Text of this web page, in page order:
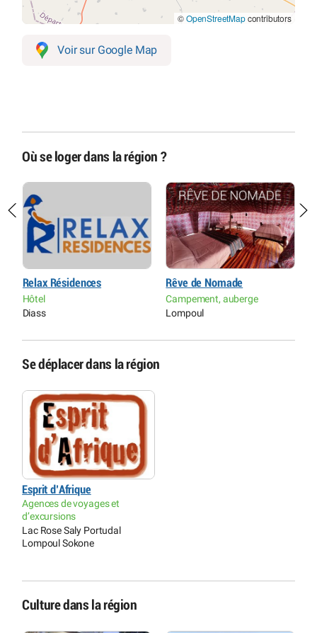
©OpenStreetMapcontributors
Voir sur Google Map
Où se loger dans la région ?
Relax Résidences
Hôtel
Diass
Rêve de Nomade
Campement, auberge
Lompoul
Se déplacer dans la région
Esprit d’Afrique
Agences de voyages et
d’excursions
Lac Rose Saly Portudal
Lompoul Sokone
Culture dans la région